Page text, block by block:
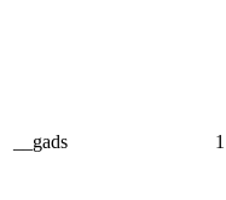
__gads